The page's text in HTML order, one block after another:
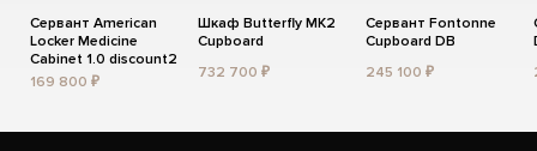
Сервант American
Locker Medicine
Cabinet 1.0 discount2
169 800 ₽
Шкаф Butterfly MK2
Cupboard
732 700 ₽
Сервант Fontonne
Cupboard DB
245 100 ₽